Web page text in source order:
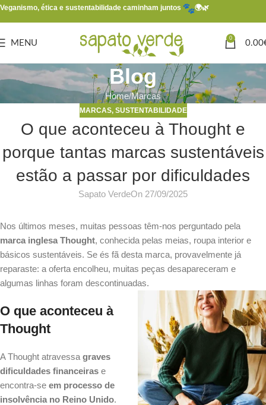
Veganismo, ética e sustentabilidade caminham juntos 🌍🌿
MENU
0
0.00
Blog
Home Marcas
MARCAS, SUSTENTABILIDADE
O que aconteceu à Thought e
porque tantas marcas sustentáveis
estão a passar por dificuldades
Sapato VerdeOn 27/09/2025
Nos últimos meses, muitas pessoas têm-nos perguntado pela
marca inglesa Thought, conhecida pelas meias, roupa interior e
básicos sustentáveis. Se és fã desta marca, provavelmente já
reparaste: a oferta encolheu, muitas peças desapareceram e
algumas linhas foram descontinuadas.
O que aconteceu à
Thought
A Thought atravessa graves
dificuldades financeiras e
encontra-se em processo de
insolvência no Reino Unido.